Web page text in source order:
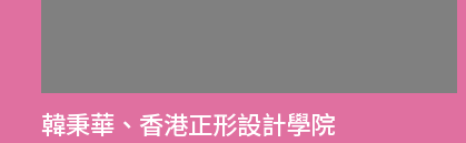
韓秉華 、 香港正形設計學院